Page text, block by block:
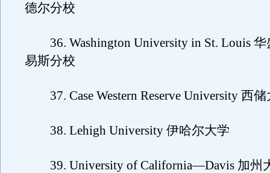
德尔分校
36. Washington University in St. Louis 华
易斯分校
37. Case Western Reserve University 西储
38. Lehigh University 伊哈尔大学
39. University of California—Davis 加州